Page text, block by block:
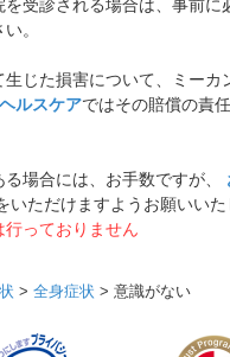
受診される場合は、事前に
。
生じた損害について、ミーカ
ルスケアではその賠償の責
場合には、お手数ですが、
いただけますようお願いいた
っておりません
> 全身症状 > 意識がない